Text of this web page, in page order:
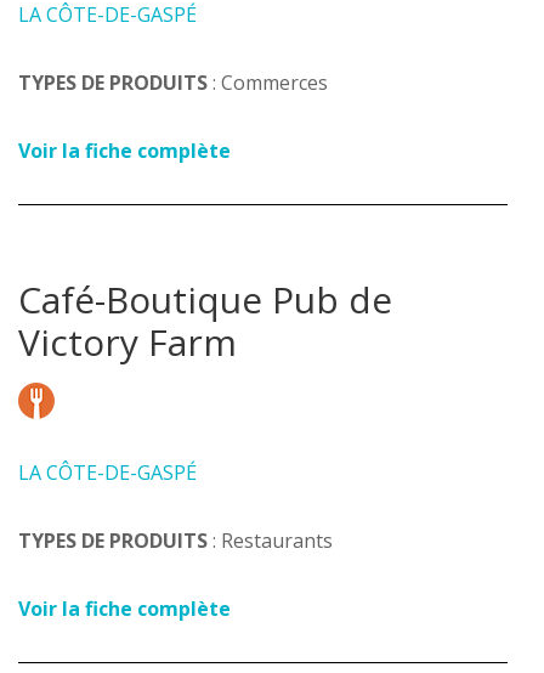
LA CÔTE-DE-GASPÉ
TYPES DE PRODUITS: Commerces
Voir la fiche complète
Café-Boutique Pub de
Victory Farm
LA CÔTE-DE-GASPÉ
TYPES DE PRODUITS: Restaurants
Voir la fiche complète